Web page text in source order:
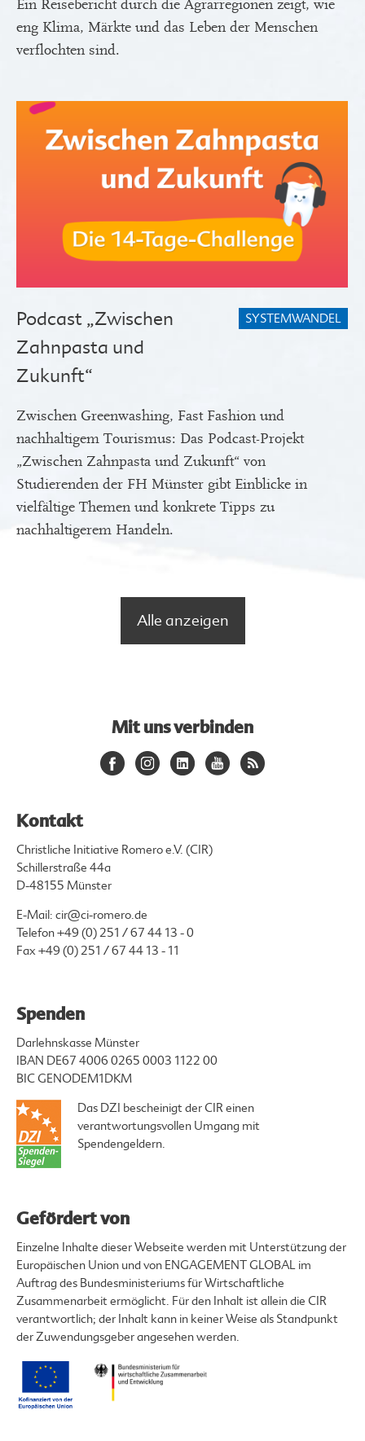
Ein Reisebericht durch die Agrarregionen zeigt, wie
eng Klima, Märkte und das Leben der Menschen
verflochten sind.
SYSTEMWANDEL
Podcast „Zwischen
Zahnpasta und
Zukunft“
Zwischen Greenwashing, Fast Fashion und
nachhaltigem Tourismus: Das Podcast-Projekt
„Zwischen Zahnpasta und Zukunft“ von
Studierenden der FH Münster gibt Einblicke in
vielfältige Themen und konkrete Tipps zu
nachhaltigerem Handeln.
Alle anzeigen
Mit uns verbinden
Kontakt
Christliche Initiative Romero e.V. (CIR)
Schillerstraße 44a
D-48155 Münster
E-Mail: cir@ci-romero.de
Telefon+49 (0) 251 / 67 44 13 - 0
Fax +49 (0) 251 / 67 44 13 - 11
Spenden
Darlehnskasse Münster
IBAN DE67 4006 0265 0003 1122 00
BIC GENODEM1DKM
Das DZI bescheinigt der CIR einen
verantwortungsvollen Umgang mit
Spendengeldern.
Gefördert von
Einzelne Inhalte dieser Webseite werden mit Unterstützung der
Europäischen Union und von ENGAGEMENT GLOBAL im
Auftrag des Bundesministeriums für Wirtschaftliche
Zusammenarbeit ermöglicht. Für den Inhalt ist allein die CIR
verantwortlich; der Inhalt kann in keiner Weise als Standpunkt
der Zuwendungsgeber angesehen werden.